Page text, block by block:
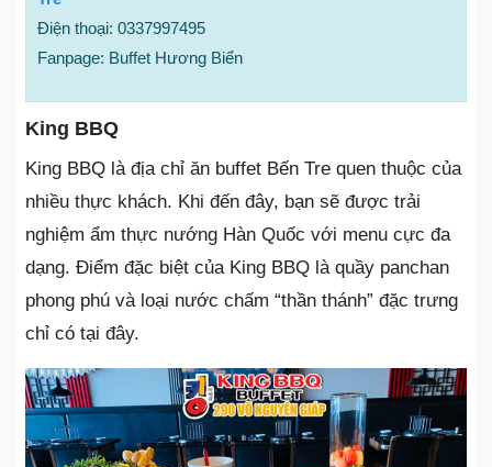
Điện thoại: 0337997495
Fanpage: Buffet Hương Biển
King BBQ
King BBQ là địa chỉ ăn buffet Bến Tre quen thuộc của
nhiều thực khách. Khi đến đây, bạn sẽ được trải
nghiệm ẩm thực nướng Hàn Quốc với menu cực đa
dạng. Điểm đặc biệt của King BBQ là quầy panchan
phong phú và loại nước chấm “thần thánh” đặc trưng
chỉ có tại đây.